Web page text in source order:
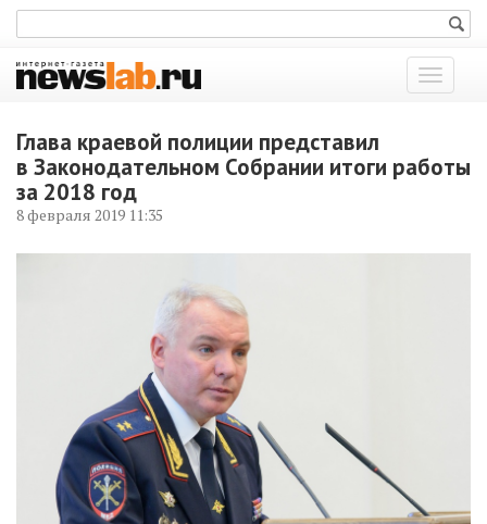
Показать
меню
Глава краевой полиции представил
в Законодательном Собрании итоги работы
за 2018 год
8 февраля 2019 11:35